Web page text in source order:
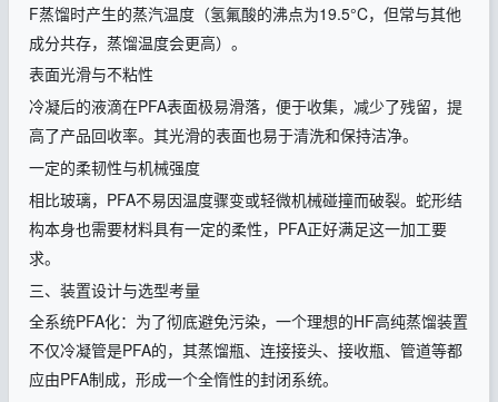
F蒸馏时产生的蒸汽温度（氢氟酸的沸点为19.5°C，但常与其他
成分共存，蒸馏温度会更高）。
表面光滑与不粘性
冷凝后的液滴在PFA表面极易滑落，便于收集，减少了残留，提
高了产品回收率。其光滑的表面也易于清洗和保持洁净。
一定的柔韧性与机械强度
相比玻璃， PFA不易因温度骤变或轻微机械碰撞而破裂。蛇形结
构本身也需要材料具有一定的柔性， PFA正好满足这一加工要
求。
三、装置设计与选型考量
全系统PFA化：为了彻底避免污染，一个理想的HF高纯蒸馏装置
不仅冷凝管是PFA的，其蒸馏瓶、连接接头、接收瓶、管道等都
应由PFA制成，形成一个全惰性的封闭系统。